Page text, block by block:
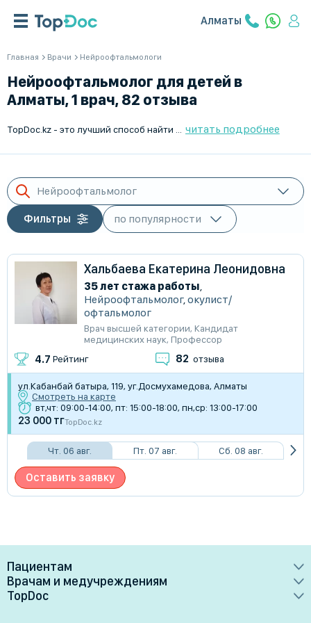
Алматы
Главная Врачи Нейроофтальмологи
Нейроофтальмолог для детей в
Алматы, 1 врач, 82 отзыва
читать подробнее
Нейроофтальмолог
Фильтры
Хальбаева Екатерина Леонидовна
35 лет стажа работы,
Нейроофтальмолог,окулист/
офтальмолог
Врач высшей категории, Кандидат
медицинских наук, Профессор
4.7 Рейтинг 82 отзыва
​ул.Кабанбай батыра, 119, уг.Досмухамедова, Алматы
Смотреть на карте
вт,чт: 09:00-14:00, пт: 15:00-18:00, пн,ср: 13:00-17:00
23 000 тгTopDoc.kz
Чт. 06 авг. Пт. 07 авг. Сб. 08 авг.
Оставить заявку
Пациентам
Врачи
Клиники
Врачам и медучреждениям
Преимущества
TopDoc